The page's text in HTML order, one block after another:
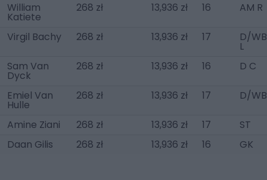
William
Katiete
268 zł 13,936 zł 16 AM R
Virgil Bachy 268 zł 13,936 zł 17 D/
L
Sam Van
Dyck
268 zł 13,936 zł 16 D C
Emiel Van
Hulle
268 zł 13,936 zł 17 D/
Amine Ziani 268 zł 13,936 zł 17
ST
Daan Gilis
268 zł 13,936 zł 16 GK